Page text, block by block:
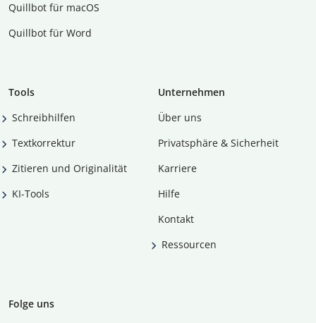
Quillbot für macOS
Quillbot für Word
Tools
Schreibhilfen
Textkorrektur
Zitieren und Originalität
KI-Tools
Unternehmen
Über uns
Privatsphäre & Sicherheit
Karriere
Hilfe
Kontakt
Ressourcen
Folge uns